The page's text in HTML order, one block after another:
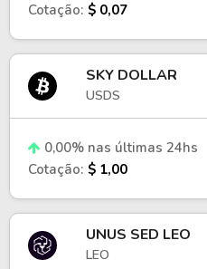
Cotação: $ 0,07
SKY DOLLAR
USDS
0,00% nas últimas 24hs
Cotação: $ 1,00
UNUS SED LEO
LEO